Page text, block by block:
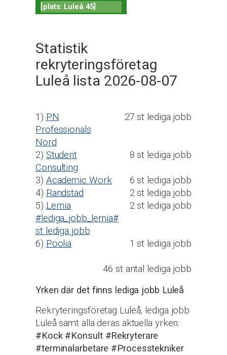
[plats: Luleå 45]
Statistik
rekryteringsföretag
Luleå lista 2026-08-07
1) PN
Professionals
Nord
27 st lediga jobb
2) Student
Consulting
8 st lediga jobb
3) Academic Work
6 st lediga jobb
4) Randstad
2 st lediga jobb
5) Lernia
#lediga_jobb_lernia#
st lediga jobb
2 st lediga jobb
6) Poolia 1 st lediga jobb
46 st antal lediga jobb
Yrken där det finns lediga jobb Luleå
Rekryteringsföretag Luleå, lediga jobb
Luleå samt alla deras aktuella yrken:
#Kock #Konsult #Rekryterare
#terminalarbetare #Processtekniker